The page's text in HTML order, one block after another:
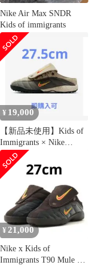
Nike Air Max SNDR
Kids of immigrants
¥ 19,000
【新品未使用】Kids of
Immigrants × Nike
T90Mule
¥ 21,000
Nike x Kids of
Immigrants T90 Mule 未